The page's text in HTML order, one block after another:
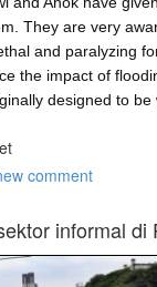
They are very
and paralyzing
the impact of
designed to be
comment
informal di